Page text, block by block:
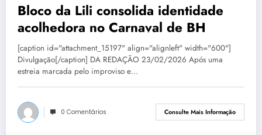
Bloco da Lili consolida identidade
acolhedora no Carnaval de BH
[caption id="attachment_15197" align="alignleft" width="600"]
Divulgação[/caption] DA REDAÇÃO 23/02/2026 Após uma
estreia marcada pelo improviso e…
0 Comentários Consulte Mais Informação